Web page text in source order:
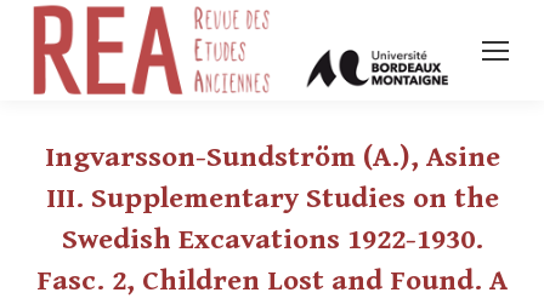
Ingvarsson-Sundström (A.), Asine
III. Supplementary Studies on the
Swedish Excavations 1922-1930.
Fasc. 2, Children Lost and Found. A